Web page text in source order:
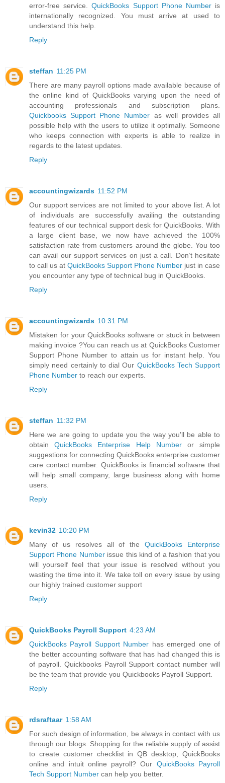
error-free service.QuickBooks Support Phone Numberis
internationally recognized. You must arrive at used to
understand this help.
Reply
steffan 11:25 PM
There are many payroll options made available because of
the online kind of QuickBooks varying upon the need of
accounting professionals and subscription plans.
Quickbooks Support Phone Number as well provides all
possible help with the users to utilize it optimally. Someone
who keeps connection with experts is able to realize in
regards to the latest updates.
Reply
accountingwizards 11:52 PM
Our support services are not limited to your above list. A lot
of individuals are successfully availing the outstanding
features of our technical support desk for QuickBooks. With
a large client base, we now have achieved the 100%
satisfaction rate from customers around the globe. You too
can avail our support services on just a call. Don’t hesitate
to call us at QuickBooks Support Phone Number just in case
you encounter any type of technical bug in QuickBooks.
Reply
accountingwizards 10:31 PM
Mistaken for your QuickBooks software or stuck in between
making invoice ?You can reach us at QuickBooks Customer
Support Phone Number to attain us for instant help. You
simply need certainly to dial Our QuickBooks Tech Support
Phone Number to reach our experts.
Reply
steffan 11:32 PM
Here we are going to update you the way you'll be able to
obtainQuickBooks Enterprise Help Numberor simple
suggestions for connecting QuickBooks enterprise customer
care contact number. QuickBooks is financial software that
will help small company, large business along with home
users.
Reply
kevin32 10:20 PM
Many of us resolves all of theQuickBooks Enterprise
Support Phone Numberissue this kind of a fashion that you
will yourself feel that your issue is resolved without you
wasting the time into it. We take toll on every issue by using
our highly trained customer support
Reply
QuickBooks Payroll Support 4:23 AM
QuickBooks Payroll Support Number has emerged one of
the better accounting software that has had changed this is
of payroll. Quickbooks Payroll Support contact number will
be the team that provide you Quickbooks Payroll Support.
Reply
rdsraftaar 1:58 AM
For such design of information, be always in contact with us
through our blogs. Shopping for the reliable supply of assist
to create customer checklist in QB desktop, QuickBooks
online and intuit online payroll? Our QuickBooks Payroll
Tech Support Number can help you better.